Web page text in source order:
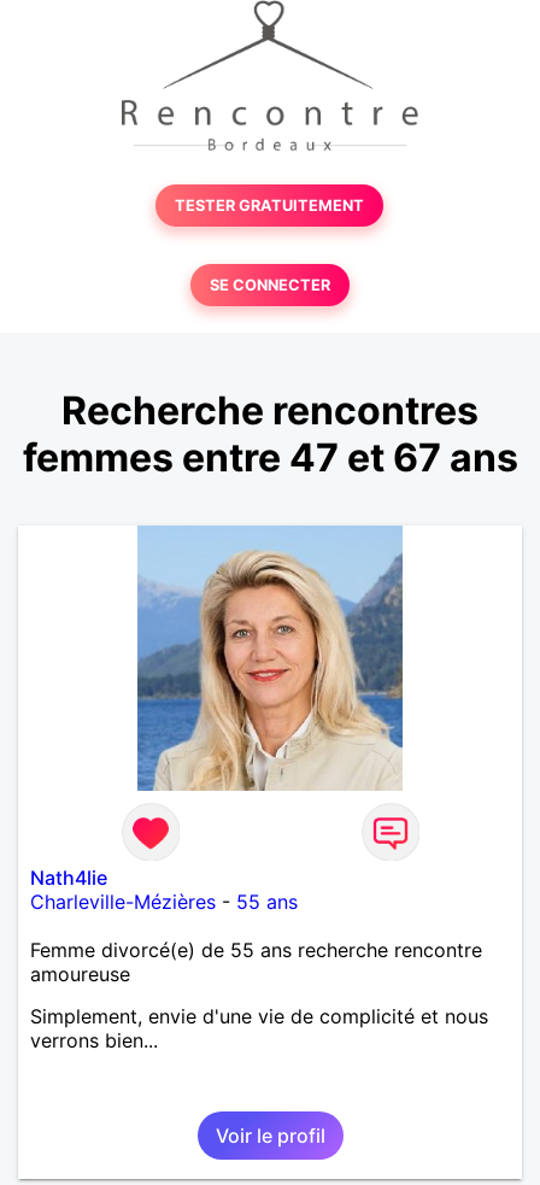
TESTER GRATUITEMENT
SE CONNECTER
Recherche rencontres
femmes entre 47 et 67 ans
Nath4lie
Charleville-Mézières - 55 ans
Femme divorcé(e) de 55 ans recherche rencontre
amoureuse
Simplement, envie d'une vie de complicité et nous
verrons bien...
Voir le profil